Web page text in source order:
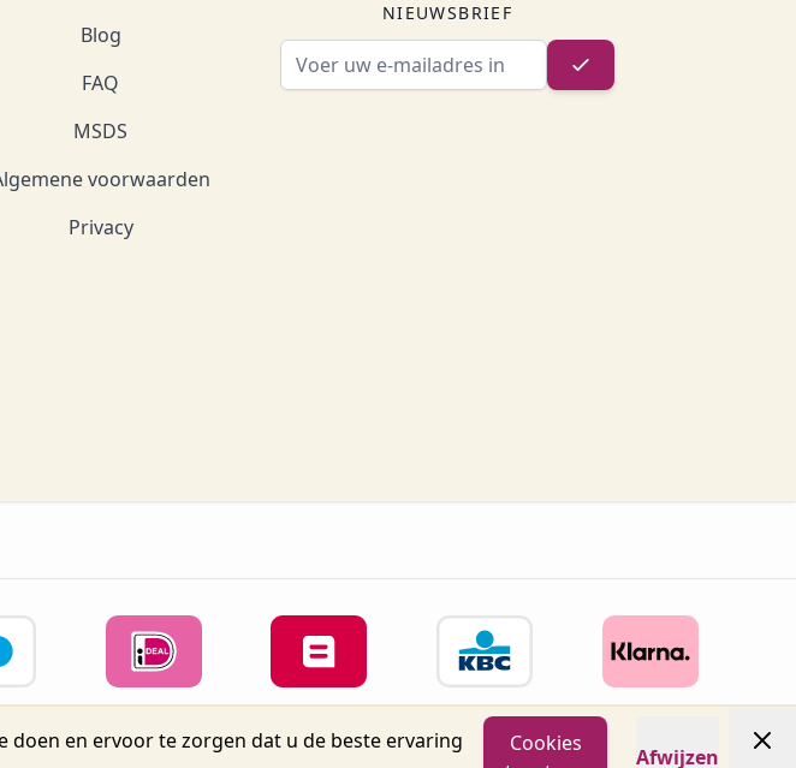
en ervoor te zorgen dat u de beste ervaring
Cookies
Afwijzen
Blog
FAQ
MSDS
voorwaarden
Privacy
NIEUWSBRIEF
E-mailadres